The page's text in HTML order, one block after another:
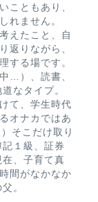
こともあり、
れません。
えたこと、自
返りながら、
する場です。
…）、読書、
て、学生時代
オナカではあ
そこだけ取り
間がなかなか
女の父。